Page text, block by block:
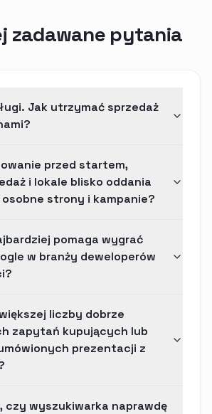
zadawane pytania
Jak utrzymać sprzedaż
przed startem,
i lokale blisko oddania
strony i kampanie?
pomaga wygrać
w branży deweloperów
liczby dobrze
zapytań kupujących lub
prezentacji z
czy wyszukiwarka naprawdę